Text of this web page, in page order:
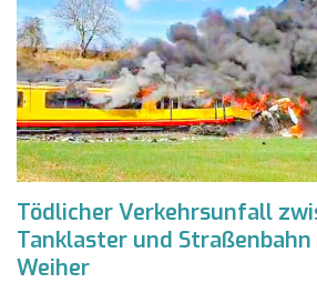
Tödlicher Verkehrsunfall
Tanklaster und
Weiher